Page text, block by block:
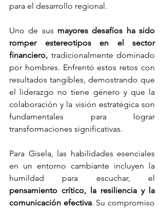
para el desarrollo regional.
Uno de sus mayores desafíos ha sido
romper estereotipos en el sector
financiero, tradicionalmente dominado
por hombres. Enfrentó estos retos con
resultados tangibles, demostrando que
el liderazgo no tiene género y que la
colaboración y la visión estratégica son
fundamentales para lograr
transformaciones significativas.
Para Gisela, las habilidades esenciales
en un entorno cambiante incluyen la
pensamiento crítico, la resiliencia y la
comunicación efectiva. Su compromiso